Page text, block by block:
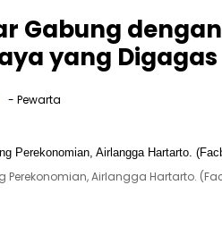
Gabung
yang
- Pewarta
Perekonomian, Airlangga Hartarto.